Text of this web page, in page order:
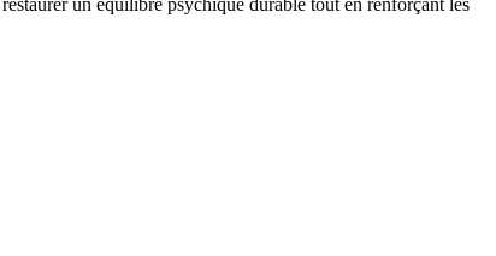
un équilibre psychique durable tout en renforçant les